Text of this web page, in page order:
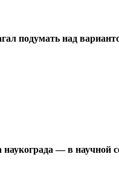
подумать над
— в научной